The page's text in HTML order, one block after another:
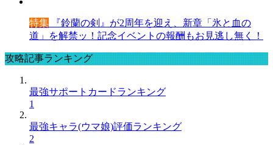
特集 『鈴蘭の剣』が2周年を迎え、新章「氷と血の
道」を解禁ッ！記念イベントの報酬もお見逃し無く！
攻略記事ランキング
最強サポートカードランキング
1
最強キャラ(ウマ娘)評価ランキング
2